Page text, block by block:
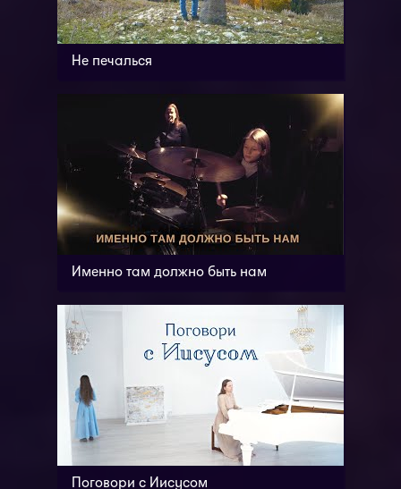
Не печалься
Именно там должно быть нам
Поговори с Иисусом